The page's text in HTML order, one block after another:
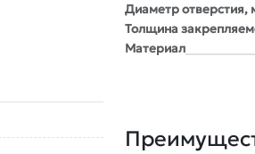
Диаметр отверстия,
Толщина
Материал